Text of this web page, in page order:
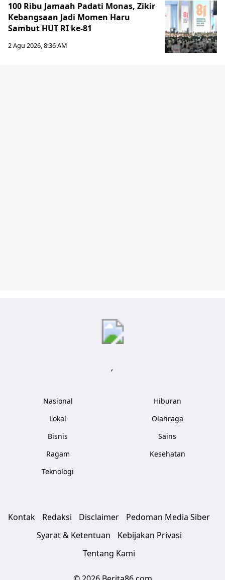
100 Ribu Jamaah Padati Monas, Zikir
Kebangsaan Jadi Momen Haru
Sambut HUT RI ke-81
2 Agu 2026, 8:36 AM
,
Nasional
Lokal
Bisnis
Ragam
Teknologi
Hiburan
Olahraga
Sains
Kesehatan
Kontak Redaksi Disclaimer
Pedoman Media Siber
Syarat & Ketentuan
Kebijakan Privasi
Tentang Kami